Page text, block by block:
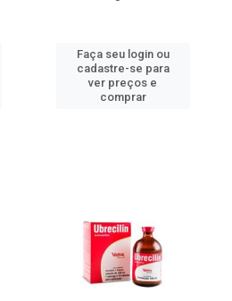
Faça seu login ou
cadastre-se para
ver preços e
comprar